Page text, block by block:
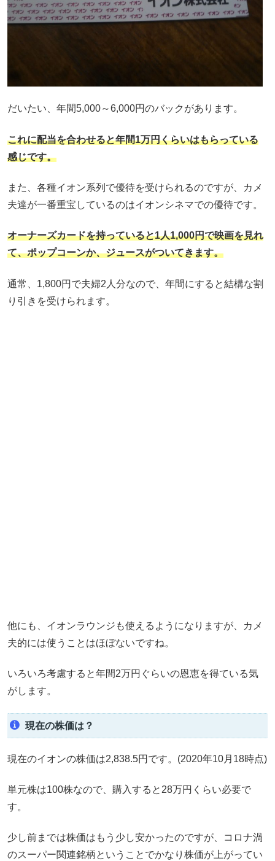
だいたい、年間5,000～6,000円のバックがあります。
これに配当を合わせると年間1万円くらいはもらっている
感じです。
また、各種イオン系列で優待を受けられるのですが、カメ
夫達が一番重宝しているのはイオンシネマでの優待です。
オーナーズカードを持っていると1人1,000円で映画を見れ
て、ポップコーンか、ジュースがついてきます。
通常、1,800円で夫婦2人分なので、年間にすると結構な割
り引きを受けられます。
他にも、イオンラウンジも使えるようになりますが、カメ
夫的には使うことはほぼないですね。
いろいろ考慮すると年間2万円ぐらいの恩恵を得ている気
がします。
現在の株価は？
現在のイオンの株価は2,838.5円です。(2020年10月18時点)
単元株は100株なので、購入すると28万円くらい必要で
す。
少し前までは株価はもう少し安かったのですが、コロナ渦
のスーパー関連銘柄ということでかなり株価が上がってい